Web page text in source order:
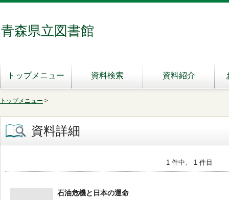
青森県立図書館
トップメニュー 資料検索 資料紹介
トップメニュー >
資料詳細
1 件中、 1 件目
石油危機と日本の運命